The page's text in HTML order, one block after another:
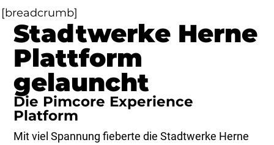
[breadcrumb]
Stadtwerke Herne
Plattform
gelauncht
Die Pimcore Experience
Platform
Mit viel Spannung fieberte die Stadtwerke Herne